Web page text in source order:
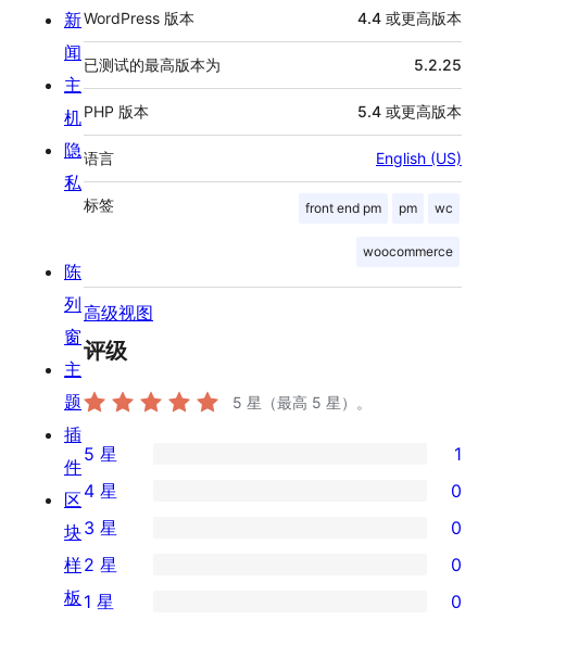
WordPress 版本 4.4 或更高版本
已测试的最高版本为 5.2.25
PHP 版本 5.4 或更高版本
语言 English (US)
标签 front end pm pm wc
woocommerce
高级视图
评级
5 星（最高 5 星）。
1
条
5
星
评
5 星 1
条
4
星
4 星 0
0
条
3
3 星 0
条
2 星 0
1 星 0
新
闻
主
机
隐
私
陈
列
窗
主
题
插
件
区
块
样
板